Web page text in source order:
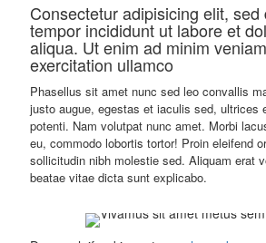
Consectetur adipisicing elit, sed
tempor incididunt ut labore et
aliqua. Ut enim ad minim
exercitation ullamco
Phasellus sit amet nunc sed leo convallis
justo augue, egestas et iaculis sed, ultrices
potenti. Nam volutpat nunc amet. Morbi
eu, commodo lobortis tortor! Proin eleifend
sollicitudin nibh molestie sed. Aliquam erat
beatae vitae dicta sunt explicabo.